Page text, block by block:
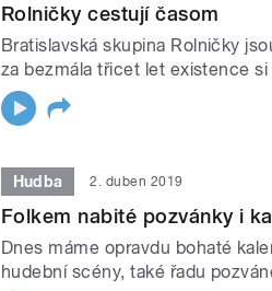
Rolničky cestují časom
Bratislavská skupina Rolničky
za bezmála třicet let existence
Hudba 2. duben 2019
Folkem nabité pozvánky i
Dnes máme opravdu bohaté
hudební scény, také řadu